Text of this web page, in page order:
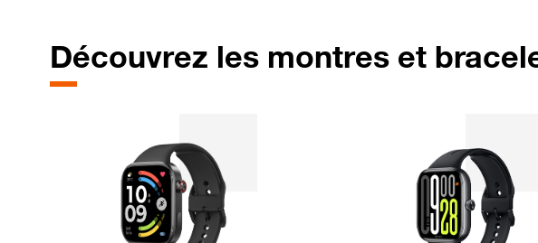
Découvrez les montres et